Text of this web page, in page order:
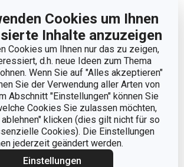
Cookies um Ihnen
Inhalte anzuzeigen
Cookies um Ihnen nur das zu zeigen,
d.h. neue Ideen zum Thema
Wenn Sie auf "Alles akzeptieren"
Sie der Verwendung aller Arten von
Abschnitt "Einstellungen" können Sie
Cookies Sie zulassen möchten,
klicken (dies gilt nicht für so
Cookies). Die Einstellungen
jederzeit geändert werden.
Einstellungen
Tasse
l, aus
Isolierflasche mit Tasse
CONSTANT 1,0 l, aus
Edelstahl
39,90 €
Auf Lager
Warenkorb